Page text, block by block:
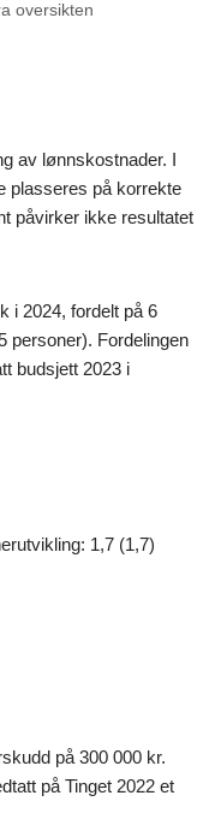
oversikten
av lønnskostnader. I
plasseres på korrekte
påvirker ikke resultatet
i 2024, fordelt på 6
personer). Fordelingen
budsjett 2023 i
1,7 (1,7)
på 300 000 kr.
på Tinget 2022 et